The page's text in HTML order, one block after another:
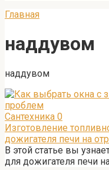
Главная
наддувом
наддувом
Сантехника 0
Изготовление
дожигателя печи на
В этой статье вы
для дожигателя печи